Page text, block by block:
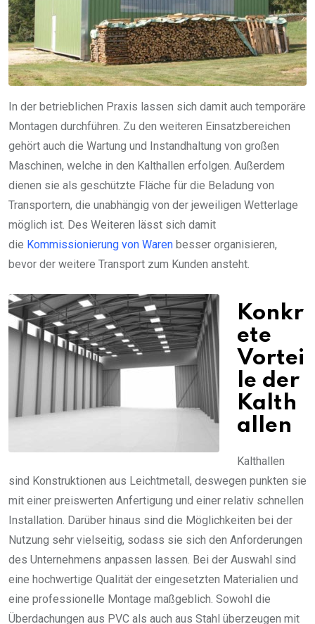
In der betrieblichen Praxis lassen sich damit auch temporäre
Montagen durchführen. Zu den weiteren Einsatzbereichen
gehört auch die Wartung und Instandhaltung von großen
Maschinen, welche in den Kalthallen erfolgen. Außerdem
dienen sie als geschützte Fläche für die Beladung von
Transportern, die unabhängig von der jeweiligen Wetterlage
möglich ist. Des Weiteren lässt sich damit
die Kommissionierung von Waren besser organisieren,
bevor der weitere Transport zum Kunden ansteht.
Konkr
ete
Vortei
le der
Kalth
allen
Kalthallen
sind Konstruktionen aus Leichtmetall, deswegen punkten sie
mit einer preiswerten Anfertigung und einer relativ schnellen
Installation. Darüber hinaus sind die Möglichkeiten bei der
Nutzung sehr vielseitig, sodass sie sich den Anforderungen
des Unternehmens anpassen lassen. Bei der Auswahl sind
eine hochwertige Qualität der eingesetzten Materialien und
eine professionelle Montage maßgeblich. Sowohl die
Überdachungen aus PVC als auch aus Stahl überzeugen mit